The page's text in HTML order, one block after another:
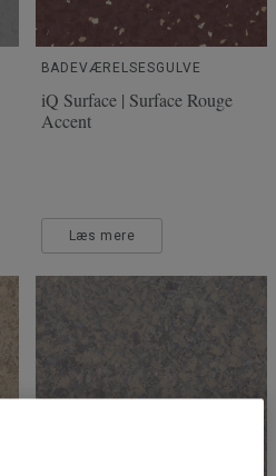
BADEVÆRELSESGULVE
iQ Surface | Surface Rouge
Accent
Læs mere